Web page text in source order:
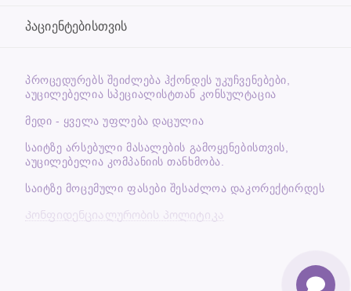
პაციენტებისთვის
ᲞᲠᲝᲪᲔᲓᲣᲠᲔᲑᲡ ᲨᲔᲘᲫᲚᲔᲑᲐ ᲰᲥᲝᲜᲓᲔᲡ ᲣᲙᲣᲩᲕᲔᲜᲔᲑᲔᲑᲘ,
ᲐᲣᲪᲘᲚᲔᲑᲔᲚᲘᲐ ᲡᲞᲔᲪᲘᲐᲚᲘᲡᲢᲗᲐᲜ ᲙᲝᲜᲡᲣᲚᲢᲐᲪᲘᲐ
მედი - ყველა უფლება დაცულია
საიტზე არსებული მასალების გამოყენებისთვის,
აუცილებელია კომპანიის თანხმობა.
საიტზე მოცემული ფასები შესაძლოა დაკორექტირდეს
Კონფიდენციალურობის პოლიტიკა